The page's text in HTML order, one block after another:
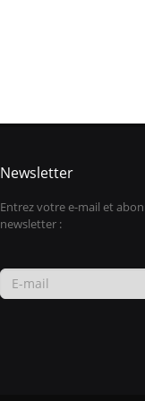
Newsletter
Entrez votre e-mail et
newsletter :